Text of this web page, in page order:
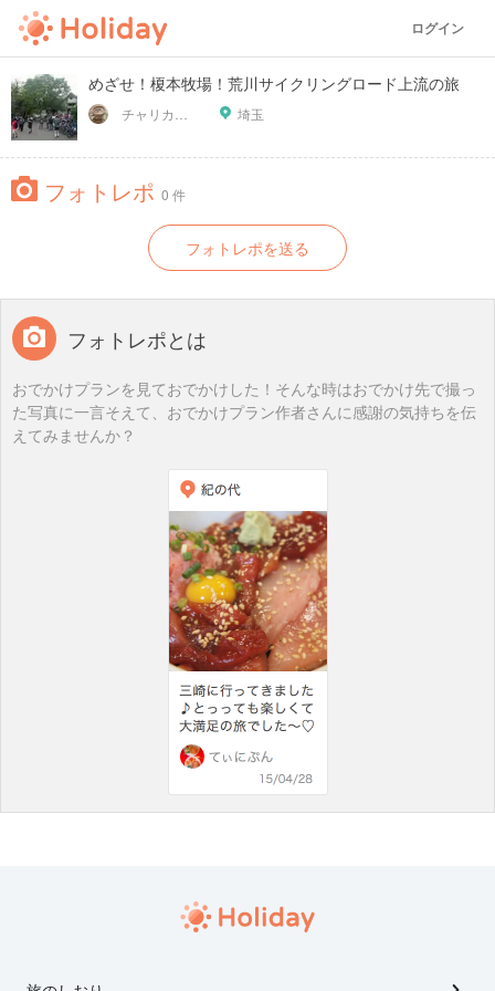
ログイン
めざせ！榎本牧場！荒川サイクリングロード上流の旅
埼玉
フォトレポ 0 件
フォトレポを送る
フォトレポとは
おでかけプランを見ておでかけした！そんな時はおでかけ先で撮っ
た写真に一言そえて、おでかけプラン作者さんに感謝の気持ちを伝
えてみませんか？